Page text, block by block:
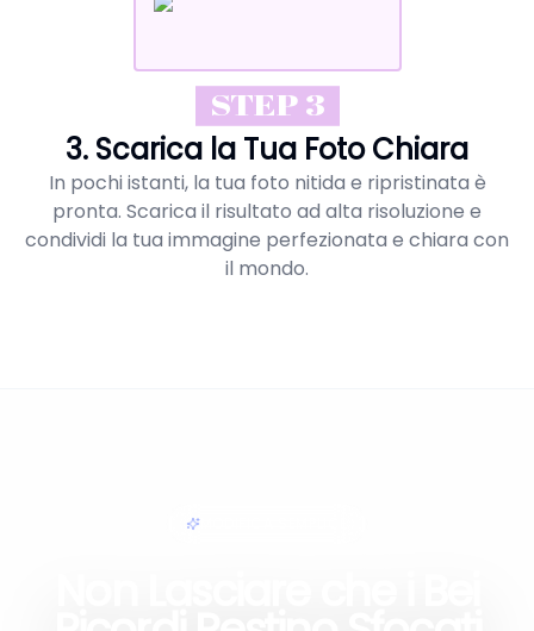
STEP 3
3. Scarica la Tua Foto Chiara
In pochi istanti, la tua foto nitida e ripristinata è
pronta. Scarica il risultato ad alta risoluzione e
condividi la tua immagine perfezionata e chiara con
il mondo.
MODIFICA SEMPLICE